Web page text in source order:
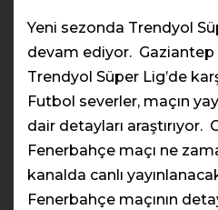
Yeni sezonda Trendyol
devam ediyor. Gaziantep
Trendyol Süper Lig’de
Futbol severler, maçın
dair detayları araştırıyor.
Fenerbahçe maçı ne
kanalda canlı
Fenerbahçe maçının